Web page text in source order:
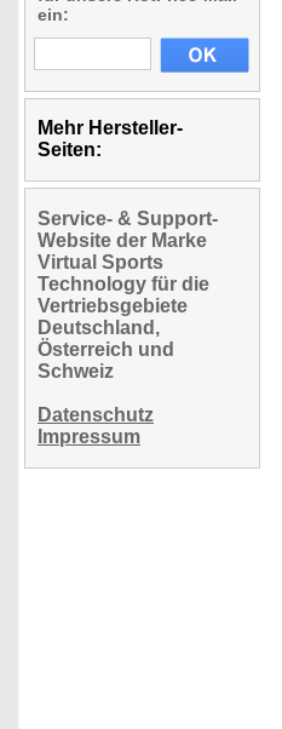
ein:
Mehr Hersteller-
Seiten:
Service- & Support-
Website der Marke
Virtual Sports
Technology für die
Vertriebsgebiete
Deutschland,
Österreich und
Schweiz
Datenschutz
Impressum